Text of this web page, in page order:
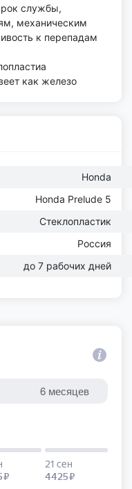
службы,
механическим
к перепадам
как железо
Honda
Honda Prelude 5
Стеклопластик
Россия
до 7 рабочих дней